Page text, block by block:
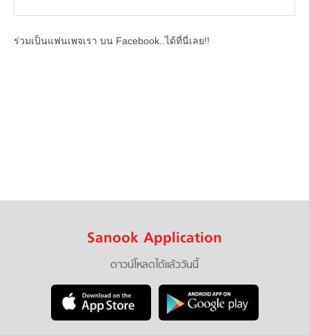
ร่วมเป็นแฟนเพจเรา บน Facebook..ได้ที่นี่เลย!!
Sanook Application
ดาวน์โหลดได้แล้ววันนี้